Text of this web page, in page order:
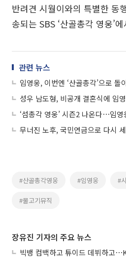
반려견 시월이와의 특별한 동
송되는 SBS ‘산골총각 영웅’
관련 뉴스
‘섬총각 영웅’ 시즌2 나온다⋯임영
무너진 노후, 국민연금으로 다시
#산골총각영웅 #임영웅 #
#물고기뮤직
장유진 기자의 주요 뉴스
빅뱅 컴백하고 튜이드 데뷔하고